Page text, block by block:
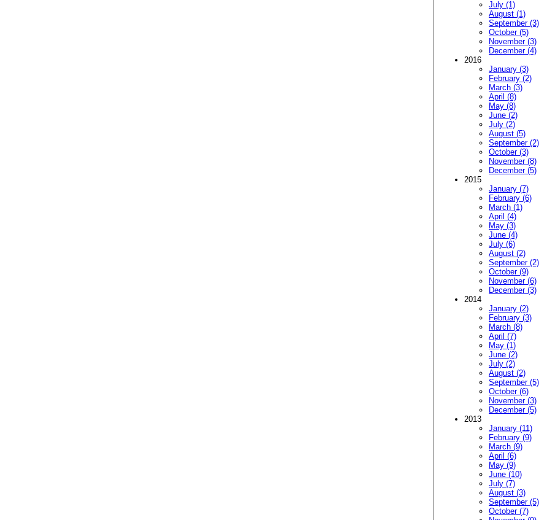
July (1)
August (1)
September (3)
October (5)
November (3)
December (4)
2016
January (3)
February (2)
March (3)
April (8)
May (8)
June (2)
July (2)
August (5)
September (2)
October (3)
November (8)
December (5)
2015
January (7)
February (6)
March (1)
April (4)
May (3)
June (4)
July (6)
August (2)
September (2)
October (9)
November (6)
December (3)
2014
January (2)
February (3)
March (8)
April (7)
May (1)
June (2)
July (2)
August (2)
September (5)
October (6)
November (3)
December (5)
2013
January (11)
February (9)
March (9)
April (6)
May (9)
June (10)
July (7)
August (3)
September (5)
October (7)